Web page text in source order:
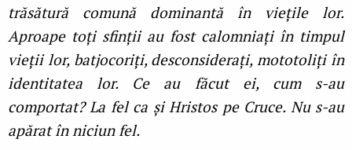
trăsătură comună dominantă în viețile lor.
Aproape toți sfinții au fost calomniați în timpul
vieții lor, batjocoriți, desconsiderați, mototoliți în
identitatea lor. Ce au făcut ei, cum s-au
comportat? La fel ca și Hristos pe Cruce. Nu s-au
apărat în niciun fel.